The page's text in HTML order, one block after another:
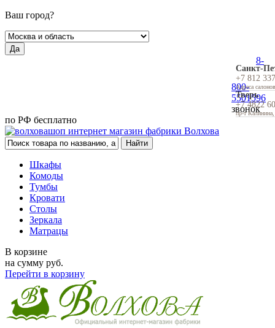
Ваш город?
Да
Санкт-
+7 812
Адреса
Тверь
+7 4822
пр-т
8-
800-
5501596
звонок
по РФ бесплатно
Шкафы
Комоды
Тумбы
Кровати
Столы
Зеркала
Матрацы
В корзине
на сумму руб.
Перейти в корзину